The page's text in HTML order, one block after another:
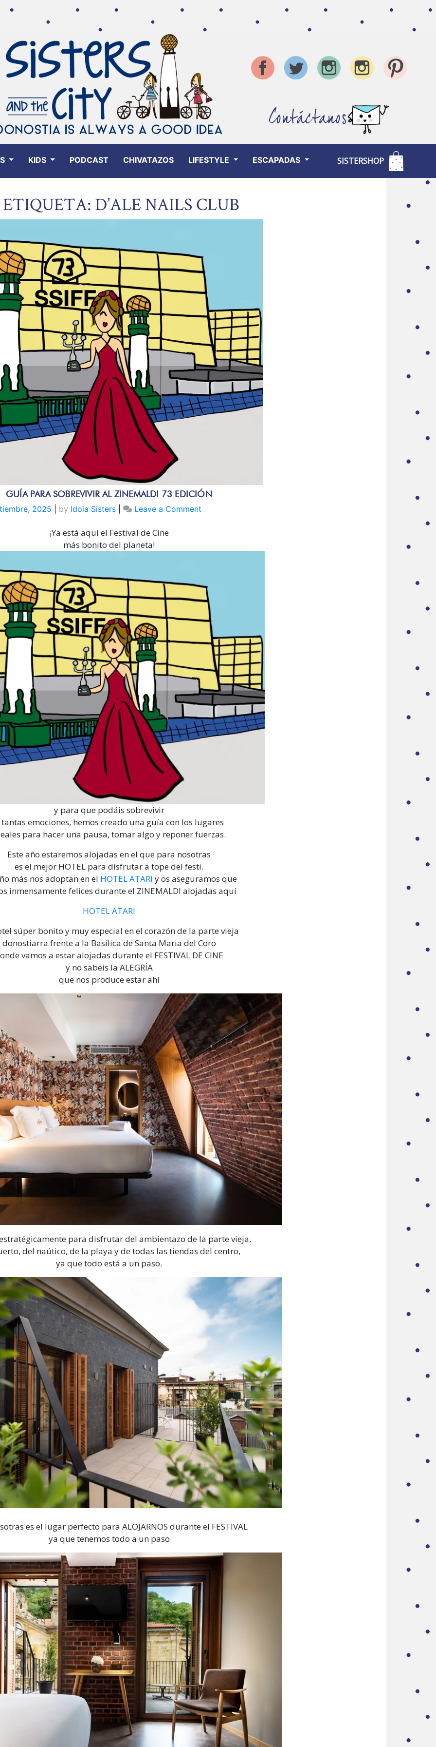
Contáctanos
KIDS PODCAST CHIVATAZOS LIFESTYLE ESCAPADAS SISTERSHOP
ETIQUETA: D’ALE NAILS CLUB
GUÍA PARA SOBREVIVIR AL ZINEMALDI 73 EDICIÓN
2025 by Idoia Sisters Leave a Comment
EDICIÓN
¡Ya está aquí el Festival de Cine
más bonito del planeta!
y para que podáis sobrevivir
emociones, hemos creado una guía con los lugares
para hacer una pausa, tomar algo y reponer fuerzas.
Este año estaremos alojadas en el que para nosotras
es el mejor HOTEL para disfrutar a tope del festi.
más nos adoptan en el HOTEL ATARI y os aseguramos que
inmensamente felices durante el ZINEMALDI alojadas aquí
HOTEL ATARI
súper bonito y muy especial en el corazón de la parte vieja
donostiarra frente a la Basílica de Santa Maria del Coro
vamos a estar alojadas durante el FESTIVAL DE CINE
y no sabéis la ALEGRÍA
que nos produce estar ahí
para disfrutar del ambientazo de la parte vieja,
del naútico, de la playa y de todas las tiendas del centro,
ya que todo está a un paso.
es el lugar perfecto para ALOJARNOS durante el FESTIVAL
ya que tenemos todo a un paso